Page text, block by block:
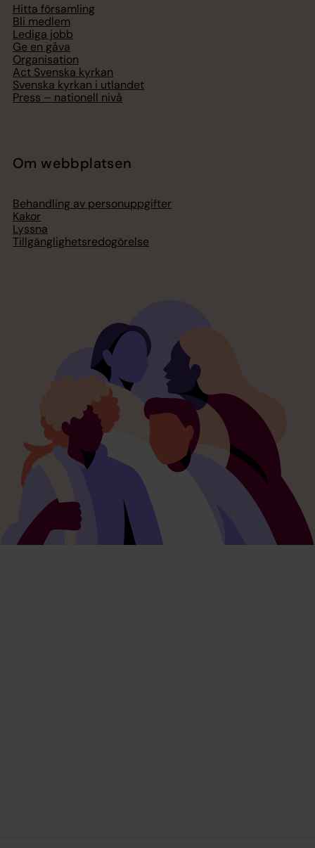
Hitta församling
Bli medlem
Lediga jobb
Ge en gåva
Organisation
Act Svenska kyrkan
Svenska kyrkan i utlandet
Press – nationell nivå
Om webbplatsen
Behandling av personuppgifter
Kakor
Lyssna
Tillgänglighetsredogörelse